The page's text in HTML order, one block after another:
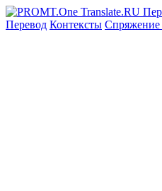
Перевод Контексты Спряжение